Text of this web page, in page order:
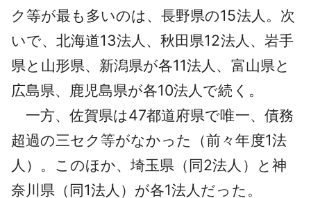
ク等が最も多いのは、長野県の15法人。次
いで、北海道13法人、秋田県12法人、岩手
県と山形県、新潟県が各11法人、富山県と
広島県、鹿児島県が各10法人で続く。
一方、佐賀県は47都道府県で唯一、債務
超過の三セク等がなかった（前々年度1法
人）。このほか、埼玉県（同2法人）と神
奈川県（同1法人）が各1法人だった。